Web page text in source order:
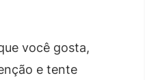
você gosta,
e tente